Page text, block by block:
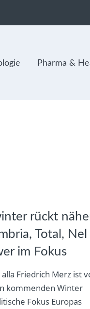
Pharma &
rückt
Total, Nel
im Fokus
Friedrich Merz ist
kommenden Winter
Fokus Europas